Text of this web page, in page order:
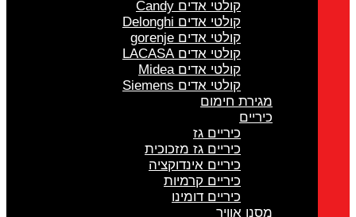
קולטי אדים Candy
קולטי אדים Delonghi
קולטי אדים gorenje
קולטי אדים LACASA
קולטי אדים Midea
קולטי אדים Siemens
מגירת חימום
כיריים
כיריים גז
כיריים גז מזכוכית
כיריים אינדוקציה
כיריים קרמיות
כיריים דומינו
מסנן אוויר